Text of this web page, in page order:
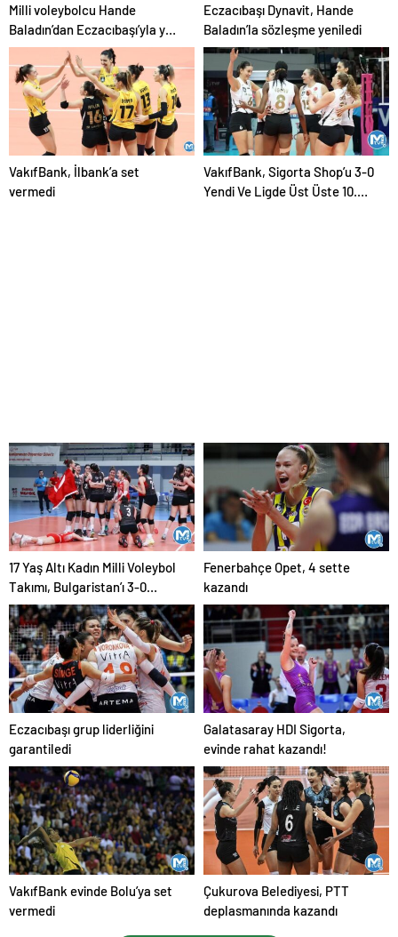
Milli voleybolcu Hande
Baladın’dan Eczacıbaşı’yla yeni
sözleşme
Eczacıbaşı Dynavit, Hande
Baladın’la sözleşme yeniledi
VakıfBank, İlbank’a set
vermedi
VakıfBank, Sigorta Shop’u 3-0
Yendi Ve Ligde Üst Üste 10.
17 Yaş Altı Kadın Milli Voleybol
Takımı, Bulgaristan’ı 3-0
Mağlup Etti
Fenerbahçe Opet, 4 sette
kazandı
Eczacıbaşı grup liderliğini
garantiledi
Galatasaray HDI Sigorta,
evinde rahat kazandı!
VakıfBank evinde Bolu’ya set
vermedi
Çukurova Belediyesi, PTT
deplasmanında kazandı